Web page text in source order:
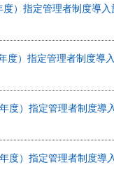
）指定管理者制度導
度）指定管理者制度導
度）指定管理者制度導
度）指定管理者制度導